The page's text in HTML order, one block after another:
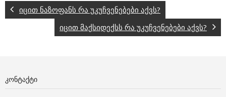
იცით ნაზოფანს რა უკუჩვენებები აქვს?
იცით მაქსიდექსს რა უკუჩვენებები აქვს?
ᲙᲝᲜᲢᲐᲥᲢᲘ